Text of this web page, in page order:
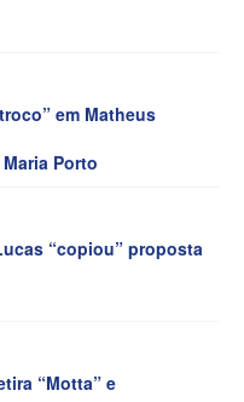
em Matheus
Porto
“copiou” proposta
“Motta” e